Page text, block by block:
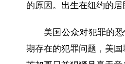
的原因。出生在纽约的
美国公众对犯罪的
期存在的犯罪问题，美